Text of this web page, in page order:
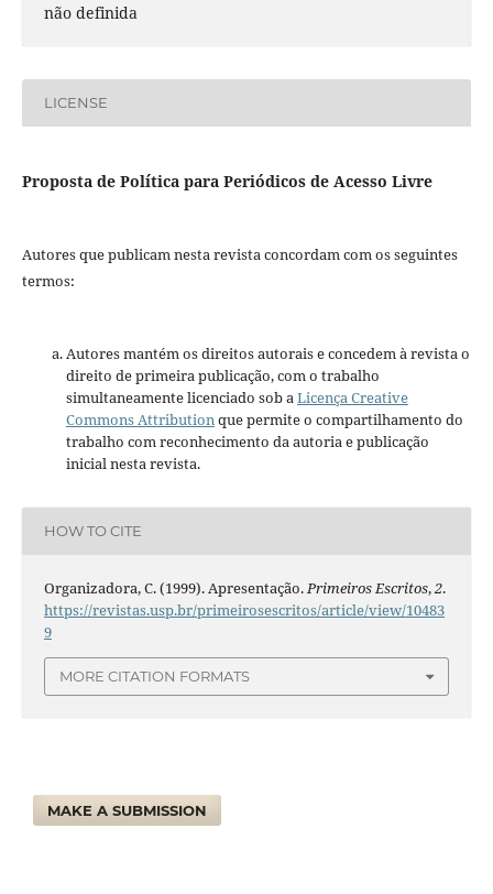
não definida
LICENSE
Proposta de Política para Periódicos de Acesso Livre
Autores que publicam nesta revista concordam com os seguintes
termos:
Autores mantém os direitos autorais e concedem à revista o
direito de primeira publicação, com o trabalho
simultaneamente licenciado sob aLicença Creative
Commons Attributionque permite o compartilhamento do
trabalho com reconhecimento da autoria e publicação
inicial nesta revista.
HOW TO CITE
Organizadora, C. (1999). Apresentação.Primeiros Escritos,2.
https://revistas.usp.br/primeirosescritos/article/view/10483
9
MORE CITATION FORMATS
MAKE A SUBMISSION